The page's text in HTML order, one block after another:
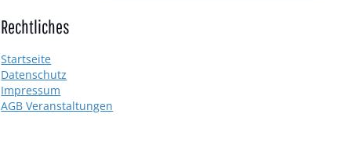
Rechtliches
Startseite
Datenschutz
Impressum
AGB Veranstaltungen